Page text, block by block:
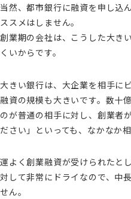
当然、都市銀行に融資を申し込
ススメはしません。
創業期の会社は、こうした大き
くいからです。
大きい銀行は、大企業を相手に
融資の規模も大きいです。数十
のが普通の相手に対し、創業者
ださい」といっても、なかなか
運よく創業融資が受けられたと
対して非常にドライなので、中
せん。